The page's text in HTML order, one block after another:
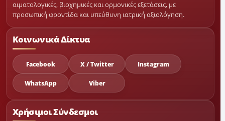
αιματολογικές, βιοχημικές και ορμονικές εξετάσεις, με
προσωπική φροντίδα και υπεύθυνη ιατρική αξιολόγηση.
Κοινωνικά Δίκτυα
Facebook X / Twitter Instagram
WhatsApp Viber
Χρήσιμοι Σύνδεσμοι